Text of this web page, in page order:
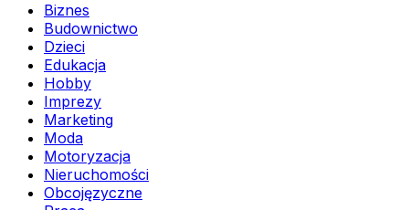
Biznes
Budownictwo
Dzieci
Edukacja
Hobby
Imprezy
Marketing
Moda
Motoryzacja
Nieruchomości
Obcojęzyczne